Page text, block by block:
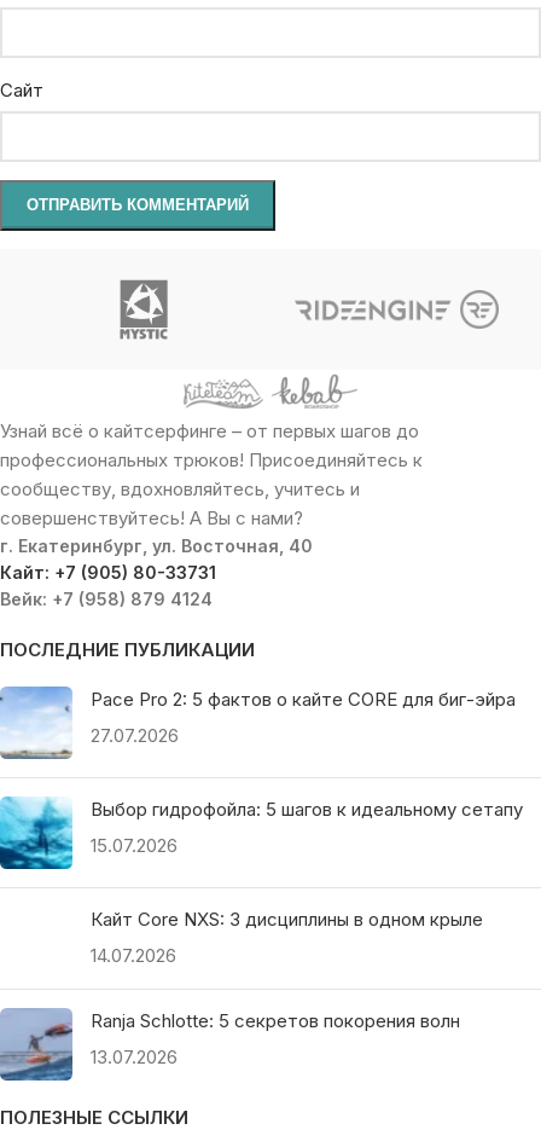
Сайт
Узнай всё о кайтсерфинге – от первых шагов до
профессиональных трюков! Присоединяйтесь к
сообществу, вдохновляйтесь, учитесь и
совершенствуйтесь! А Вы с нами?
г. Екатеринбург, ул. Восточная, 40
Кайт: +7 (905) 80-33731
Вейк: +7 (958) 879 4124
ПОСЛЕДНИЕ ПУБЛИКАЦИИ
Pace Pro 2: 5 фактов о кайте CORE для биг-эйра
27.07.2026
Выбор гидрофойла: 5 шагов к идеальному сетапу
15.07.2026
Кайт Core NXS: 3 дисциплины в одном крыле
14.07.2026
Ranja Schlotte: 5 секретов покорения волн
13.07.2026
ПОЛЕЗНЫЕ ССЫЛКИ